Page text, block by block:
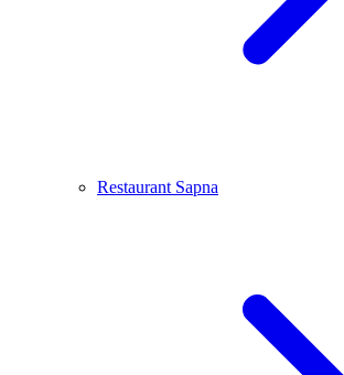
Restaurant Sapna